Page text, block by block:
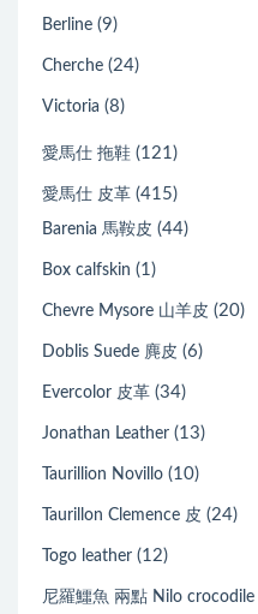
Berline (9)
Cherche (24)
Victoria (8)
愛馬仕 拖鞋 (121)
愛馬仕 皮革 (415)
Barenia 馬鞍皮 (44)
Box calfskin (1)
Chevre Mysore 山羊皮 (20)
Doblis Suede 麂皮 (6)
Evercolor 皮革 (34)
Jonathan Leather (13)
Taurillion Novillo (10)
Taurillon Clemence 皮 (24)
Togo leather (12)
尼羅鱷魚 兩點 Nilo crocodile